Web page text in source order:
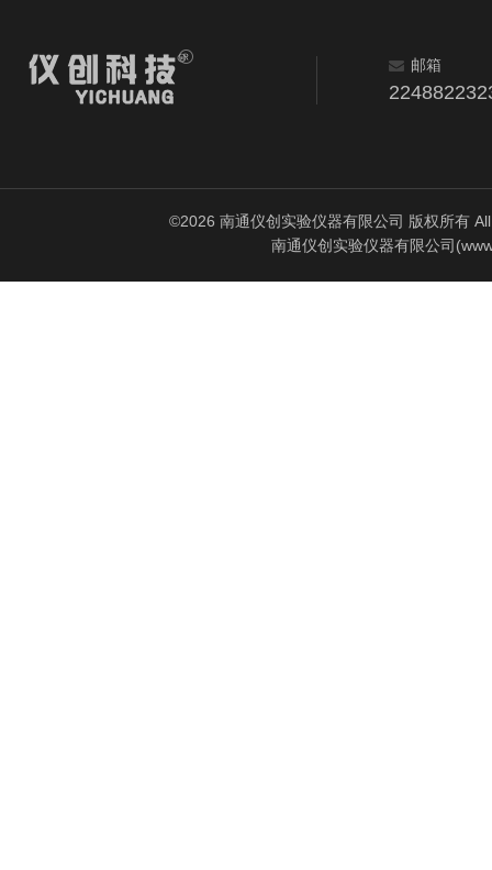
邮箱
©2026 南通仪创实验仪器有限公司 版权所有
南通仪创实验仪器有限公司